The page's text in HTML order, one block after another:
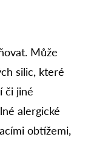
Může
silic, které
či jiné
alergické
obtížemi,